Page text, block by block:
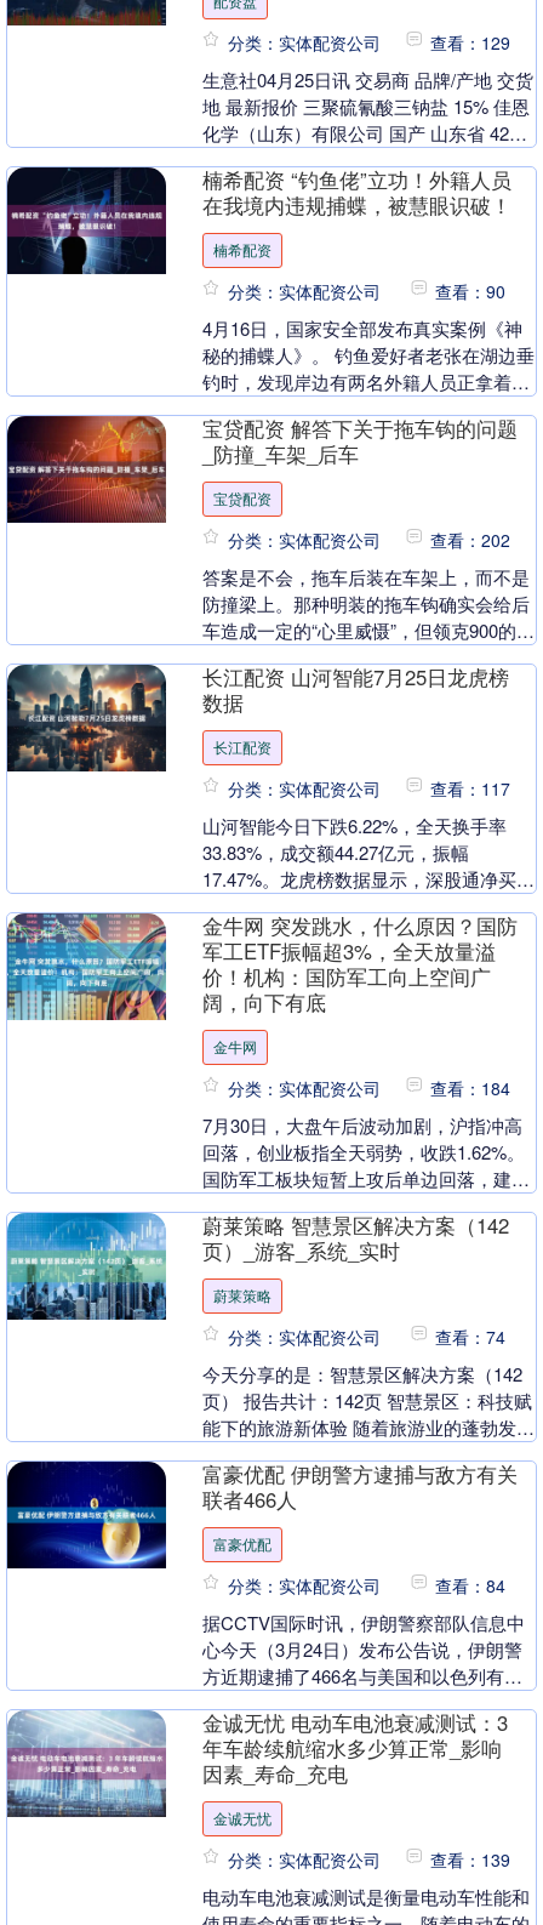
分类：实体配资公司 查看：129
生意社04月25日讯 交易商 品牌/产地 交货
地 最新报价 三聚硫氰酸三钠盐 15% 佳恩
化学（山东）有限公司 国产 山东省 4200
楠希配资 “钓鱼佬”立功！外籍人员
在我境内违规捕蝶，被慧眼识破！
楠希配资
分类：实体配资公司 查看：90
4月16日，国家安全部发布真实案例《神
秘的捕蝶人》。 钓鱼爱好者老张在湖边垂
钓时，发现岸边有两名外籍人员正拿着捕
群，这让老张....
宝贷配资 解答下关于拖车钩的问题
_防撞_车架_后车
宝贷配资
分类：实体配资公司 查看：202
答案是不会，拖车后装在车架上，而不是
防撞梁上。那种明装的拖车钩确实会给后
车造成一定的“心里威慑”，但领克900的拖
钩”哈。 发....
长江配资 山河智能7月25日龙虎榜
数据
长江配资
分类：实体配资公司 查看：117
山河智能今日下跌6.22%，全天换手率
33.83%，成交额44.27亿元，振幅
17.47%。龙虎榜数据显示，深股通净买入
金牛网 突发跳水，什么原因？国防
军工ETF振幅超3%，全天放量溢
价！机构：国防军工向上空间广
阔，向下有底
金牛网
分类：实体配资公司 查看：184
7月30日，大盘午后波动加剧，沪指冲高
回落，创业板指全天弱势，收跌1.62%。
国防军工板块短暂上攻后单边回落，建设
ETF（512810....
蔚莱策略 智慧景区解决方案（142
页）_游客_系统_实时
蔚莱策略
分类：实体配资公司 查看：74
今天分享的是：智慧景区解决方案（142
页） 报告共计：142页 智慧景区：科技赋
能下的旅游新体验 随着旅游业的蓬勃发
拥挤、安....
富豪优配 伊朗警方逮捕与敌方有关
联者466人
富豪优配
分类：实体配资公司 查看：84
据CCTV国际时讯，伊朗警察部队信息中
心今天（3月24日）发布公告说，伊朗警
方近期逮捕了466名与美国和以色列有关
图扰乱公众....
金诚无忧 电动车电池衰减测试：3
年车龄续航缩水多少算正常_影响
因素_寿命_充电
金诚无忧
分类：实体配资公司 查看：139
电动车电池衰减测试是衡量电动车性能和